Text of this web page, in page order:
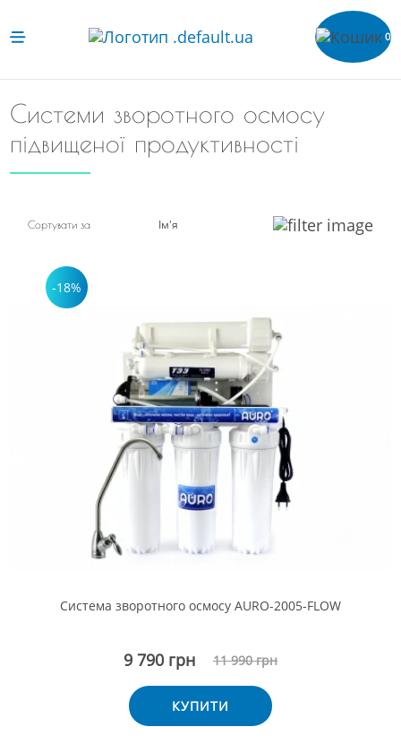
0
Системи зворотного осмосу
підвищеної продуктивності
Сортувати за Ім'я
-18%
Система зворотного осмосу AURO-2005-FLOW
9 790 грн 11 990 грн
КУПИТИ